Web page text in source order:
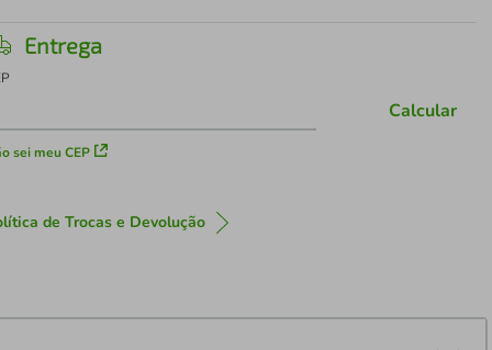
Entrega
sei meu CEP
Calcular
de Trocas e Devolução